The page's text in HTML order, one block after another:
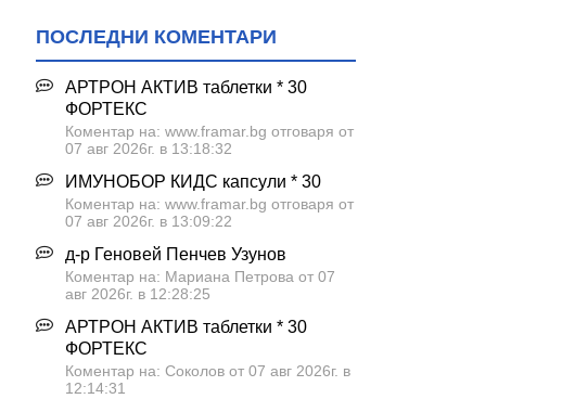
ПОСЛЕДНИ КОМЕНТАРИ
АРТРОН АКТИВ таблетки * 30
ФОРТЕКС
Коментар на: www.framar.bg отговаря от
07 авг 2026г. в 13:18:32
ИМУНОБОР КИДС капсули * 30
Коментар на: www.framar.bg отговаря от
07 авг 2026г. в 13:09:22
д-р Геновей Пенчев Узунов
Коментар на: Мариана Петрова от 07
авг 2026г. в 12:28:25
АРТРОН АКТИВ таблетки * 30
ФОРТЕКС
Коментар на: Соколов от 07 авг 2026г. в
12:14:31